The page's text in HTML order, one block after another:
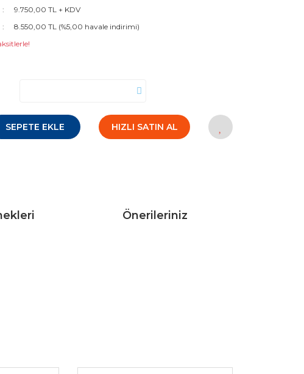
9.750,00 TL + KDV
8.550,00 TL (%5,00 havale indirimi)
SEPETE EKLE HIZLI SATIN AL
Önerileriniz
kullanarak tarafımıza iletebilirsiniz.